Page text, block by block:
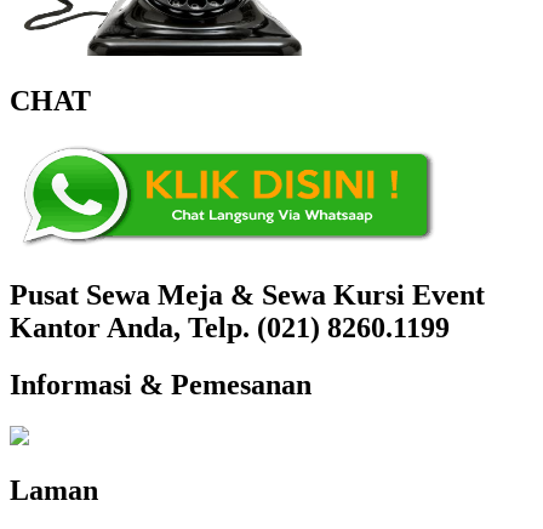
CHAT
Pusat Sewa Meja & Sewa Kursi Event
Kantor Anda, Telp. (021) 8260.1199
Informasi & Pemesanan
Laman